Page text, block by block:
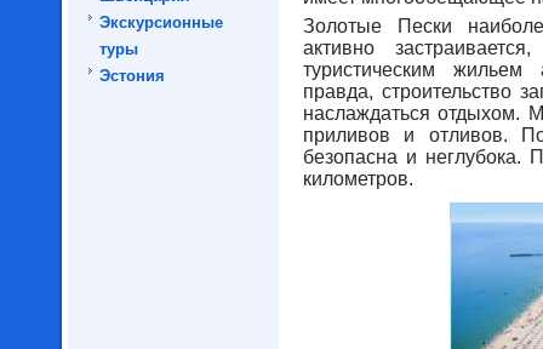
Экскурсионные
туры
Эстония
Золотые Пески
активно
туристическим жильем
правда, строительство
наслаждаться отдыхом.
приливов и отливов.
безопасна и неглубока.
километров.